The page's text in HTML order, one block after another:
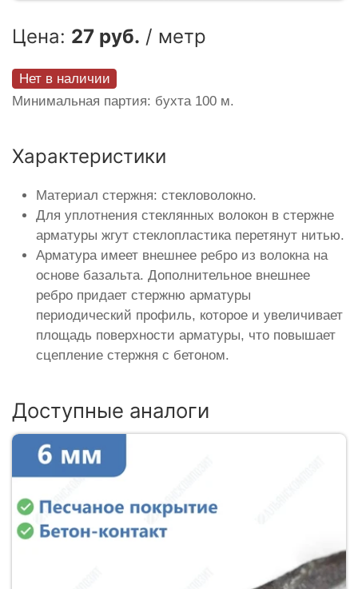
Цена: 27 руб. / метр
Нет в наличии
Минимальная партия: бухта 100 м.
Характеристики
Материал стержня: стекловолокно.
Для уплотнения стеклянных волокон в стержне
арматуры жгут стеклопластика перетянут нитью.
Арматура имеет внешнее ребро из волокна на
основе базальта. Дополнительное внешнее
ребро придает стержню арматуры
периодический профиль, которое и увеличивает
площадь поверхности арматуры, что повышает
сцепление стержня с бетоном.
Доступные аналоги